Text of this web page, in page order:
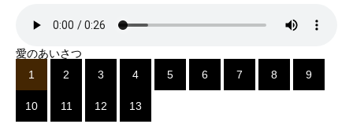
愛のあいさつ
1
2 3 4 5 6 7 8 9
10 11 12 13